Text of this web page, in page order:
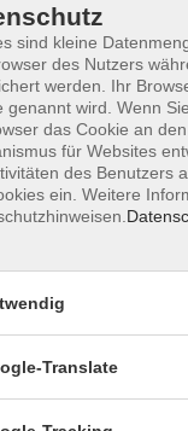
und
sind kleine
des Nutzers
werden. Ihr
genannt wird. Wenn
das Cookie an
für Websites
des Benutzers
ein. Weitere
Translate